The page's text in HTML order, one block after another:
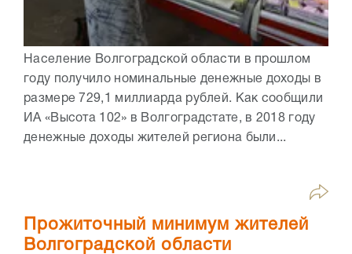
Население Волгоградской области в прошлом
году получило номинальные денежные доходы в
размере 729,1 миллиарда рублей. Как сообщили
ИА «Высота 102» в Волгоградстате, в 2018 году
денежные доходы жителей региона были...
Прожиточный минимум жителей
Волгоградской области